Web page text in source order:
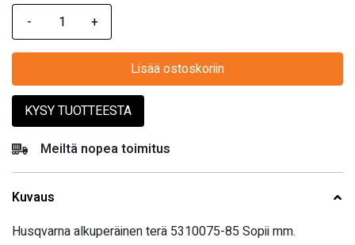
Lisää ostoskoriin
KYSY TUOTTEESTA
Meiltä nopea toimitus
Kuvaus
Husqvarna alkuperäinen terä 5310075-85 Sopii mm.